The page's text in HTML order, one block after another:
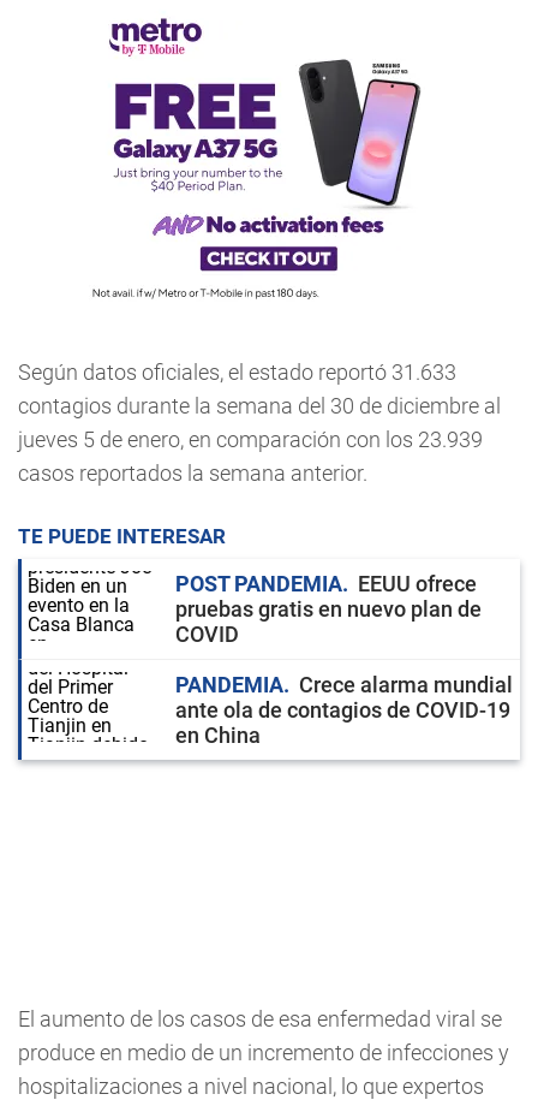
Según datos oficiales, el estado reportó 31.633
contagios durante la semana del 30 de diciembre al
jueves 5 de enero, en comparación con los 23.939
casos reportados la semana anterior.
TE PUEDE INTERESAR
POST PANDEMIA
EEUU ofrece
pruebas gratis en nuevo plan de
COVID
PANDEMIA
Crece alarma mundial
ante ola de contagios de COVID-19
en China
El aumento de los casos de esa enfermedad viral se
produce en medio de un incremento de infecciones y
hospitalizaciones a nivel nacional, lo que expertos